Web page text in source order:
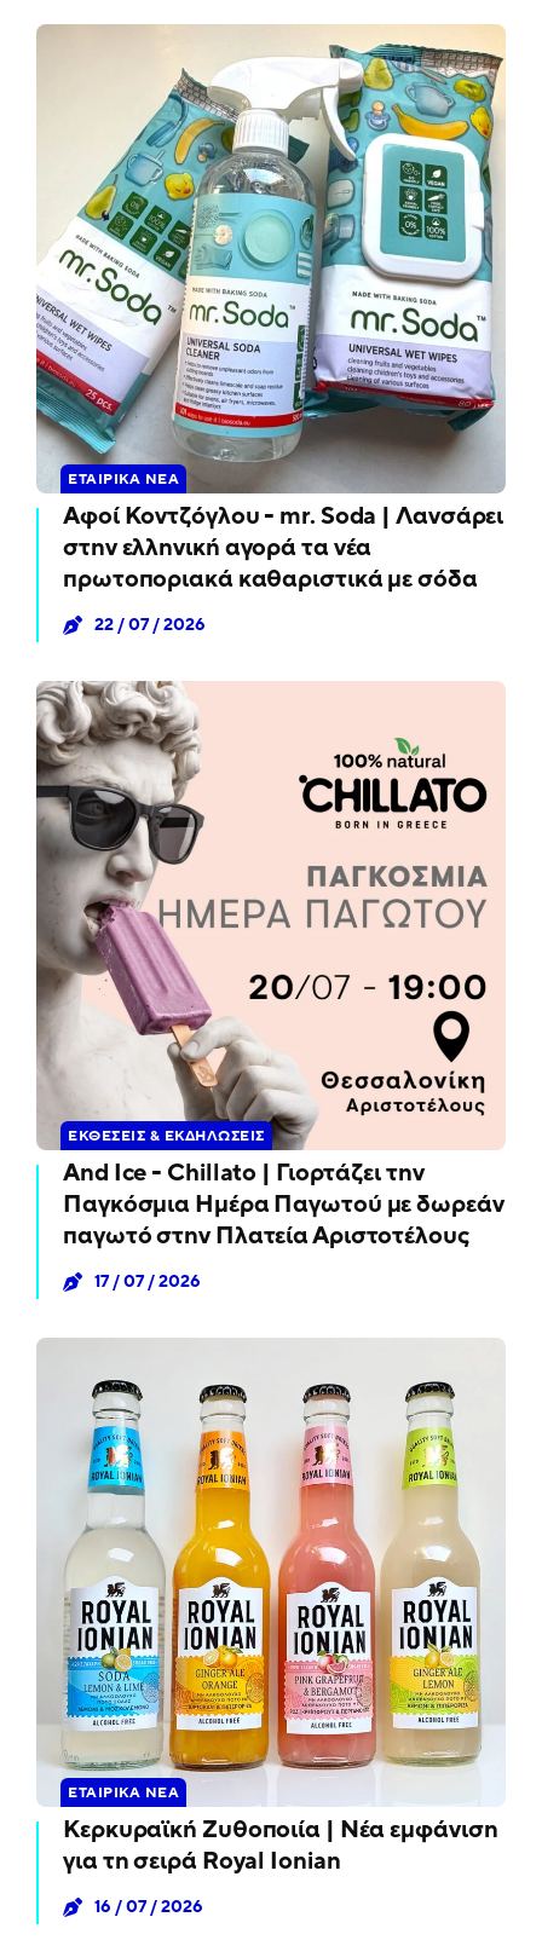
ΕΤΑΙΡΙΚΆ ΝΈΑ
Αφοί Κοντζόγλου - mr. Soda | Λανσάρει
στην ελληνική αγορά τα νέα
πρωτοποριακά καθαριστικά με σόδα
22 / 07 / 2026
ΕΚΘΈΣΕΙΣ & ΕΚΔΗΛΏΣΕΙΣ
And Ice - Chillato | Γιορτάζει την
Παγκόσμια Ημέρα Παγωτού με δωρεάν
παγωτό στην Πλατεία Αριστοτέλους
17 / 07 / 2026
ΕΤΑΙΡΙΚΆ ΝΈΑ
Κερκυραϊκή Ζυθοποιία | Νέα εμφάνιση
για τη σειρά Royal Ionian
16 / 07 / 2026